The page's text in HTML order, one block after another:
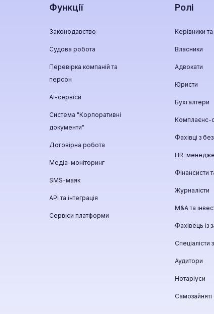
Функції
Законодавство
Судова робота
Перевірка компаній та
персон
АІ-сервіси
Система "Корпоративні
документи"
Договірна робота
Медіа-моніторинг
SMS-маяк
API та інтеграція
Сервіси платформи
Ролі
Керівники
Власники
Адвокати
Юристи
Бухгалтери
Комплаєнс-
Фахівці з
HR-
Фінансисти
Журналісти
М&A та
Фахівець із
Спеціалісти
Аудитори
Нотаріуси